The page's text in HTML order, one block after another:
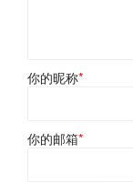
你的昵称*
你的邮箱*